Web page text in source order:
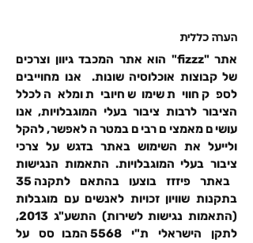
אתר "fizzz" הוא אתר המכבד גיוון וצרכים
של קבוצות אוכלוסיה שונות. אנו מחוייבים
לספק חווית שימוש חיובית ומלאה לכלל
הציבור לרבות ציבור בעלי המוגבלויות, אנו
עושים מאמצים רבים במטרה לאפשר, להקל
ולייעל את השימוש באתר בדגש על צרכי
ציבור בעלי המוגבלויות. התאמות הנגישות
באתר פיזזז בוצעו בהתאם לתקנה 35
בתקנות שוויון זכויות לאנשים עם מוגבלות
(התאמות נגישות לשירות) התשע"ג 2013,
לתקן הישראלי ת"י 5568 המבוסס על
הערה כללית